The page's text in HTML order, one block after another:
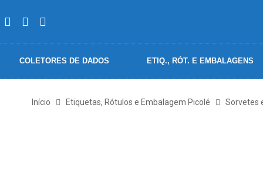
COLETORES DE DADOS ETIQ., RÓT. E EMBALAGENS
Início Etiquetas, Rótulos e Embalagem Picolé Sorvetes